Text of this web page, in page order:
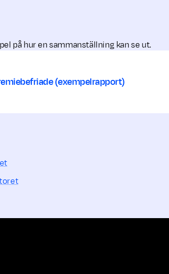
på hur en sammanställning kan se ut.
(exempelrapport)